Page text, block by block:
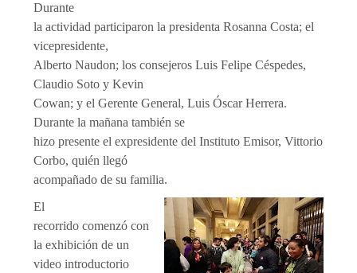
Durante
la actividad participaron la presidenta Rosanna Costa; el
vicepresidente,
Alberto Naudon; los consejeros Luis Felipe Céspedes,
Claudio Soto y Kevin
Cowan; y el Gerente General, Luis Óscar Herrera.
Durante la mañana también se
hizo presente el expresidente del Instituto Emisor, Vittorio
Corbo, quién llegó
acompañado de su familia.
El
recorrido comenzó con
la exhibición de un
video introductorio